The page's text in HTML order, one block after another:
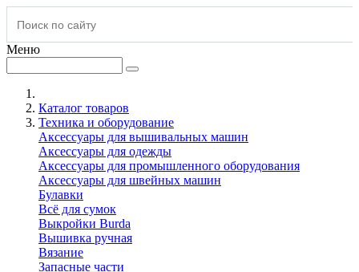
Меню
Каталог товаров
Техника и оборудование
Аксессуары для вышивальных машин
Аксессуары для одежды
Аксессуары для промышленного оборудования
Аксессуары для швейных машин
Булавки
Всё для сумок
Выкройки Burda
Вышивка ручная
Вязание
Запасные части